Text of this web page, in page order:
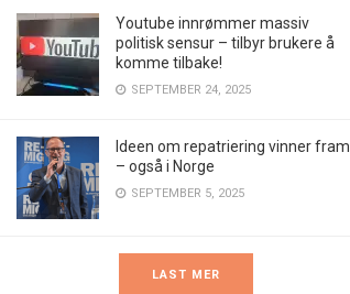
Youtube innrømmer massiv
politisk sensur – tilbyr brukere å
komme tilbake!
SEPTEMBER 24, 2025
Ideen om repatriering vinner fram
– også i Norge
SEPTEMBER 5, 2025
LAST MER